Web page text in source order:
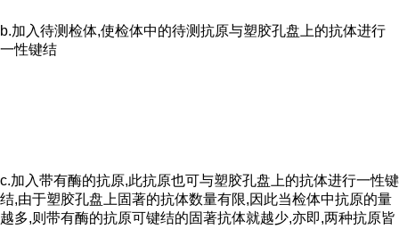
b.加入待测检体,使检体中的待测抗原与塑胶孔盘上的抗体进行
一性键结
c.加入带有酶的抗原,此抗原也可与塑胶孔盘上的抗体进行一性键
结,由于塑胶孔盘上固著的抗体数量有限,因此当检体中抗原的量
越多,则带有酶的抗原可键结的固著抗体就越少,亦即,两种抗原皆